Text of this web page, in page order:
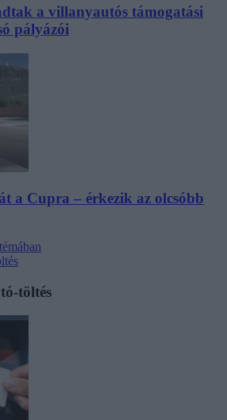
a villanyautós támogatási
pályázói
a Cupra – érkezik az olcsóbb
töltés